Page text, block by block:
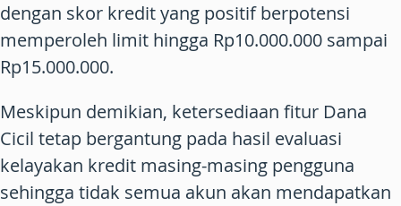
dengan skor kredit yang positif berpotensi
memperoleh limit hingga Rp10.000.000 sampai
Rp15.000.000.
Meskipun demikian, ketersediaan fitur Dana
Cicil tetap bergantung pada hasil evaluasi
kelayakan kredit masing-masing pengguna
sehingga tidak semua akun akan mendapatkan